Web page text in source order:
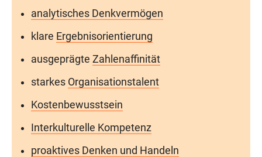
analytisches Denkvermögen
klare Ergebnisorientierung
ausgeprägte Zahlenaffinität
starkes Organisationstalent
Kostenbewusstsein
Interkulturelle Kompetenz
proaktives Denken und Handeln